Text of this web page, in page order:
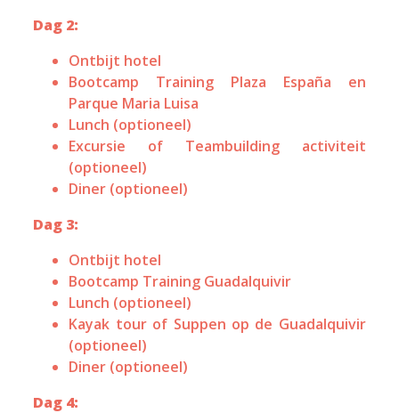
Dag 2:
Ontbijt hotel
Bootcamp Training Plaza España en
Parque Maria Luisa
Lunch (optioneel)
Excursie of Teambuilding activiteit
(optioneel)
Diner (optioneel)
Dag 3:
Ontbijt hotel
Bootcamp Training Guadalquivir
Lunch (optioneel)
Kayak tour of Suppen op de Guadalquivir
(optioneel)
Diner (optioneel)
Dag 4: